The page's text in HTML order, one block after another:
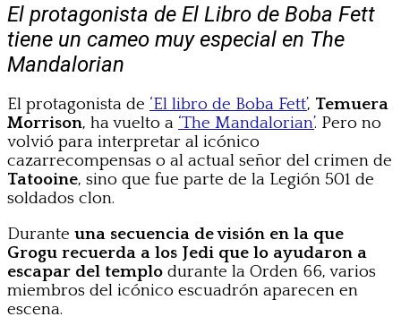
El protagonista de El Libro de Boba Fett
tiene un cameo muy especial en The
Mandalorian
El protagonista de ‘El libro de Boba Fett’, Temuera
Morrison, ha vuelto a ‘The Mandalorian’. Pero no
volvió para interpretar al icónico
cazarrecompensas o al actual señor del crimen de
Tatooine, sino que fue parte de la Legión 501 de
soldados clon.
Durante una secuencia de visión en la que
Grogu recuerda a los Jedi que lo ayudaron a
escapar del templo durante la Orden 66, varios
miembros del icónico escuadrón aparecen en
escena.